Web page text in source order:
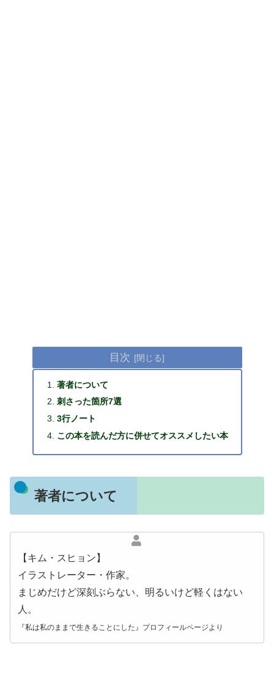
目次
著者について
刺さった箇所7選
3行ノート
この本を読んだ方に併せてオススメしたい本
著者について
【キム・スヒョン】
イラストレーター・作家。
まじめだけど深刻ぶらない、明るいけど軽くはない
人。
『私は私のままで生きることにした』プロフィールページより